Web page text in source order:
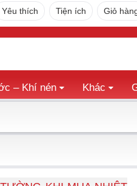
Yêu thích Tiện ích Giỏ
– Khí nén Khác